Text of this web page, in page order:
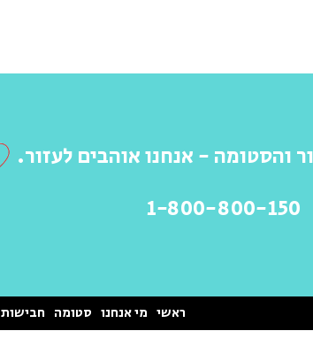
והסטומה - אנחנו אוהבים לעזור.
1-800-800-150
ראשי מי אנחנו סטומה חבישות